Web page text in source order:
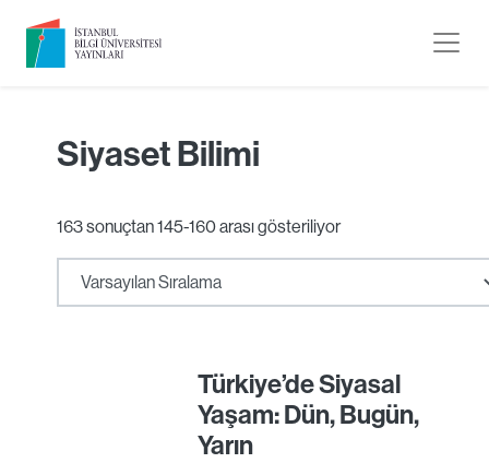
Siyaset Bilimi
163 sonuçtan 145-160 arası gösteriliyor
Türkiye’de Siyasal
Yaşam: Dün, Bugün,
Yarın